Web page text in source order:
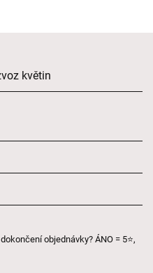
květin
objednávky? ÁNO = 5⭐,